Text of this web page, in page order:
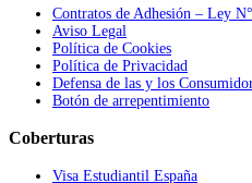
Contratos de Adhesión – Ley
Aviso Legal
Política de Cookies
Política de Privacidad
Defensa de las y los
Botón de arrepentimiento
Coberturas
Visa Estudiantil España